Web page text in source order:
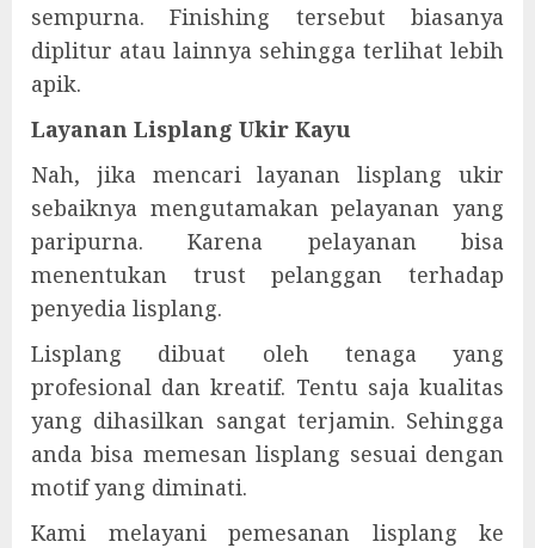
sempurna. Finishing tersebut biasanya
diplitur atau lainnya sehingga terlihat lebih
apik.
Layanan Lisplang Ukir Kayu
Nah, jika mencari layanan lisplang ukir
sebaiknya mengutamakan pelayanan yang
paripurna. Karena pelayanan bisa
menentukan trust pelanggan terhadap
penyedia lisplang.
Lisplang dibuat oleh tenaga yang
profesional dan kreatif. Tentu saja kualitas
yang dihasilkan sangat terjamin. Sehingga
anda bisa memesan lisplang sesuai dengan
motif yang diminati.
Kami melayani pemesanan lisplang ke